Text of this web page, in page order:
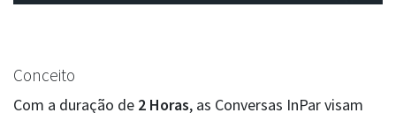
Conceito
Com a duração de 2 Horas, as Conversas InPar visam